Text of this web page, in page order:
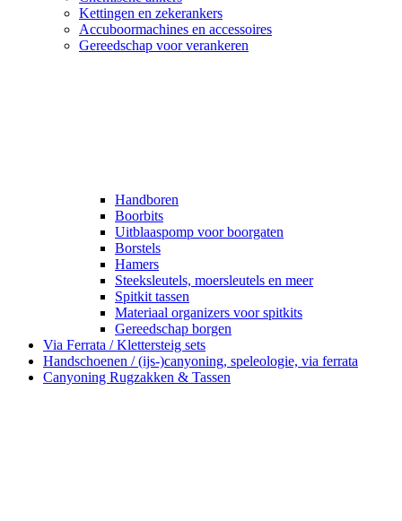
Kettingen en zekerankers
Accuboormachines en accessoires
Gereedschap voor verankeren
Handboren
Boorbits
Uitblaaspomp voor boorgaten
Borstels
Hamers
Steeksleutels, moersleutels en meer
Spitkit tassen
Materiaal organizers voor spitkits
Gereedschap borgen
Via Ferrata / Klettersteig sets
Handschoenen / (ijs-)canyoning, speleologie, via ferrata
Canyoning Rugzakken & Tassen